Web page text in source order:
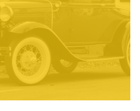
DE PRODUCTION
D’ACTIVITÉ
DEVIS